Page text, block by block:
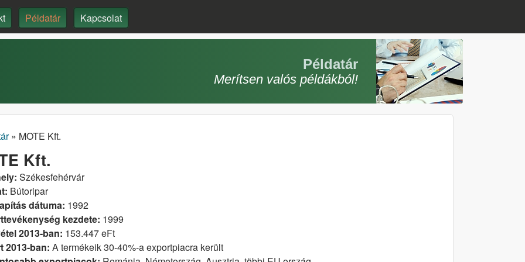
Ugrás a tartalomra
Példatár Kapcsolat
Példatár
Merítsen valós példákból!
hely
» MOTE Kft.
Kft.
Székesfehérvár
Bútoripar
dátuma: 1992
kezdete: 1999
2013-ban: 153.447 eFt
2013-ban: A termékeik 30-40%-a exportpiacra került